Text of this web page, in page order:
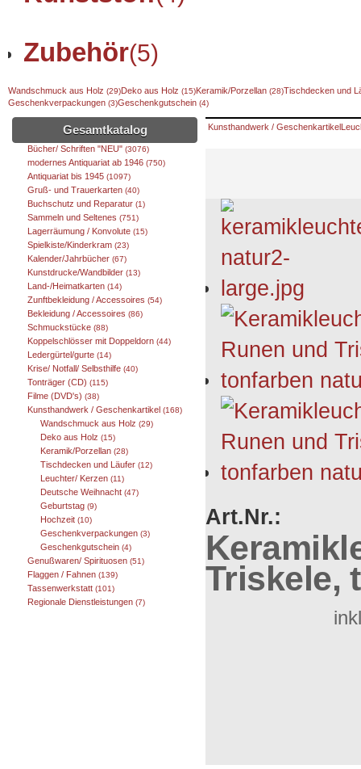
Zubehör(5)
Wandschmuck aus Holz (29)Deko aus Holz (15)Keramik/Porzellan (28)Tischdecken und
Geschenkverpackungen (3)Geschenkgutschein (4)
Gesamtkatalog
Bücher/ Schriften "NEU" (3076)
modernes Antiquariat ab 1946 (750)
Antiquariat bis 1945 (1097)
Gruß- und Trauerkarten (40)
Buchschutz und Reparatur (1)
Sammeln und Seltenes (751)
Lagerräumung / Konvolute (15)
Spielkiste/Kinderkram (23)
Kalender/Jahrbücher (67)
Kunstdrucke/Wandbilder (13)
Land-/Heimatkarten (14)
Zunftbekleidung / Accessoires (54)
Bekleidung / Accessoires (86)
Schmuckstücke (88)
Koppelschlösser mit Doppeldorn (44)
Ledergürtel/gurte (14)
Krise/ Notfall/ Selbsthilfe (40)
Tonträger (CD) (115)
Filme (DVD's) (38)
Kunsthandwerk / Geschenkartikel (168)
Wandschmuck aus Holz (29)
Deko aus Holz (15)
Keramik/Porzellan (28)
Tischdecken und Läufer (12)
Leuchter/ Kerzen (11)
Deutsche Weihnacht (47)
Geburtstag (9)
Hochzeit (10)
Geschenkverpackungen (3)
Geschenkgutschein (4)
Genußwaren/ Spirituosen (51)
Flaggen / Fahnen (139)
Tassenwerkstatt (101)
Regionale Dienstleistungen (7)
Kunsthandwerk / Geschenkartikel
Art.Nr.:
Triskele,